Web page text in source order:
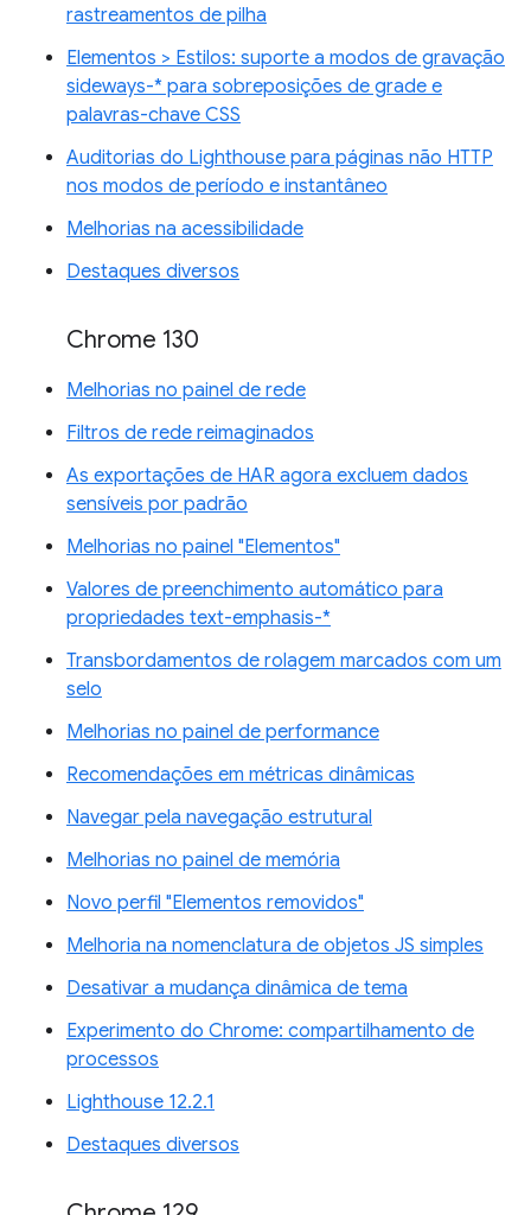
rastreamentos de pilha
Elementos > Estilos: suporte a modos de gravação
sideways-* para sobreposições de grade e
palavras-chave CSS
Auditorias do Lighthouse para páginas não HTTP
nos modos de período e instantâneo
Melhorias na acessibilidade
Destaques diversos
Chrome 130
Melhorias no painel de rede
Filtros de rede reimaginados
As exportações de HAR agora excluem dados
sensíveis por padrão
Melhorias no painel "Elementos"
Valores de preenchimento automático para
propriedades text-emphasis-*
Transbordamentos de rolagem marcados com um
selo
Melhorias no painel de performance
Recomendações em métricas dinâmicas
Navegar pela navegação estrutural
Melhorias no painel de memória
Novo perfil "Elementos removidos"
Melhoria na nomenclatura de objetos JS simples
Desativar a mudança dinâmica de tema
Experimento do Chrome: compartilhamento de
processos
Lighthouse 12.2.1
Destaques diversos